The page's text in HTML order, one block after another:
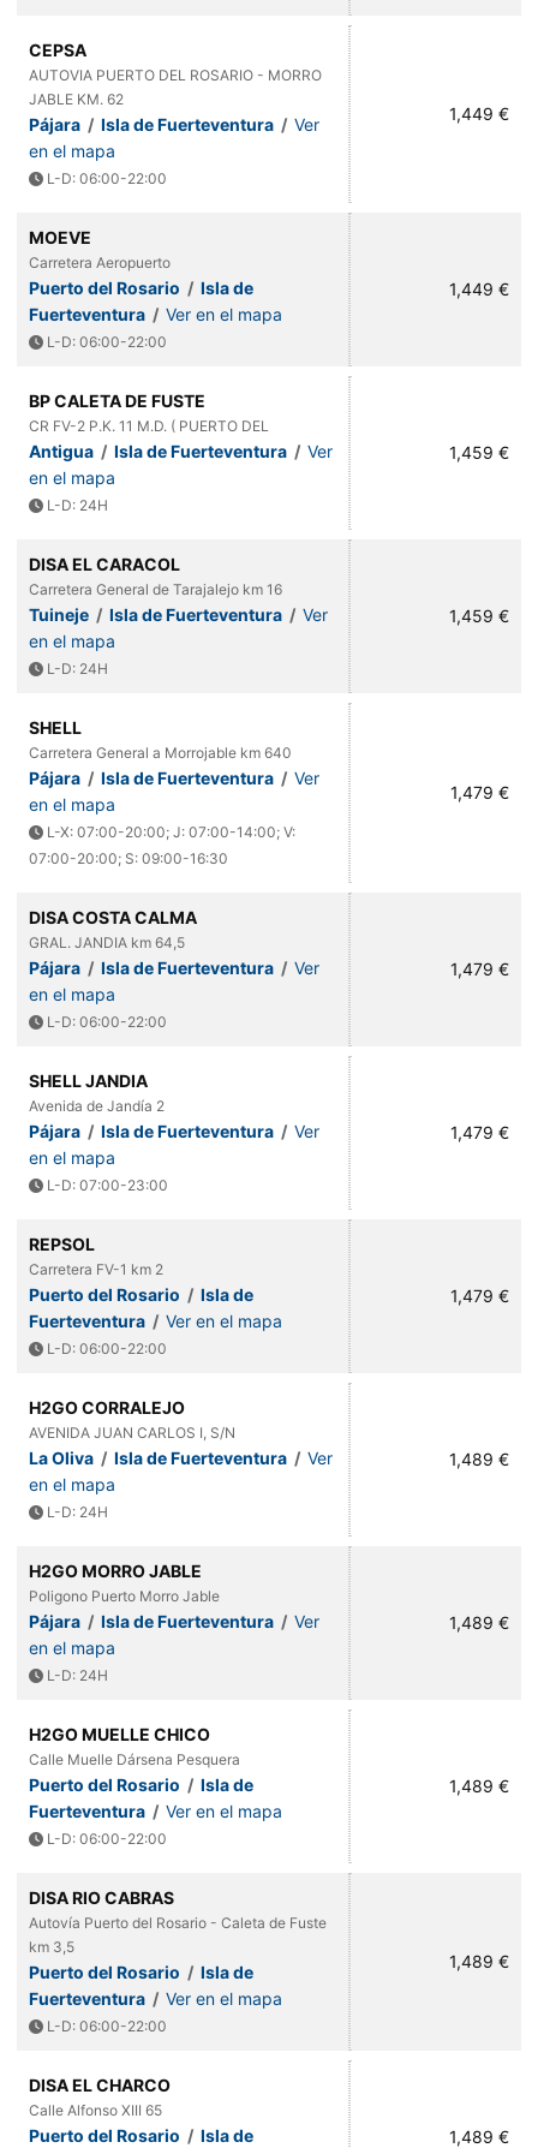
CEPSA
AUTOVIA PUERTO DEL ROSARIO - MORRO
JABLE KM. 62
Pájara / Isla de Fuerteventura / Ver
en el mapa
L-D: 06:00-22:00
1,449 €
MOEVE
Carretera Aeropuerto
Puerto del Rosario / Isla de
Fuerteventura / Ver en el mapa
L-D: 06:00-22:00
1,449 €
BP CALETA DE FUSTE
CR FV-2 P.K. 11 M.D. ( PUERTO DEL
Antigua / Isla de Fuerteventura / Ver
en el mapa
L-D: 24H
1,459 €
DISA EL CARACOL
Carretera General de Tarajalejo km 16
Tuineje / Isla de Fuerteventura / Ver
en el mapa
L-D: 24H
1,459 €
SHELL
Carretera General a Morrojable km 640
Pájara / Isla de Fuerteventura / Ver
en el mapa
L-X: 07:00-20:00; J: 07:00-14:00; V:
07:00-20:00; S: 09:00-16:30
1,479 €
DISA COSTA CALMA
GRAL. JANDIA km 64,5
Pájara / Isla de Fuerteventura / Ver
en el mapa
L-D: 06:00-22:00
1,479 €
SHELL JANDIA
Avenida de Jandía 2
Pájara / Isla de Fuerteventura / Ver
en el mapa
L-D: 07:00-23:00
1,479 €
REPSOL
Carretera FV-1 km 2
Puerto del Rosario / Isla de
Fuerteventura / Ver en el mapa
L-D: 06:00-22:00
1,479 €
H2GO CORRALEJO
AVENIDA JUAN CARLOS I, S/N
La Oliva / Isla de Fuerteventura / Ver
en el mapa
L-D: 24H
1,489 €
H2GO MORRO JABLE
Poligono Puerto Morro Jable
Pájara / Isla de Fuerteventura / Ver
en el mapa
L-D: 24H
1,489 €
H2GO MUELLE CHICO
Calle Muelle Dársena Pesquera
Puerto del Rosario / Isla de
Fuerteventura / Ver en el mapa
L-D: 06:00-22:00
1,489 €
DISA RIO CABRAS
Autovía Puerto del Rosario - Caleta de Fuste
km 3,5
Puerto del Rosario / Isla de
Fuerteventura / Ver en el mapa
L-D: 06:00-22:00
1,489 €
DISA EL CHARCO
Calle Alfonso XIII 65
Puerto del Rosario / Isla de
1,489 €